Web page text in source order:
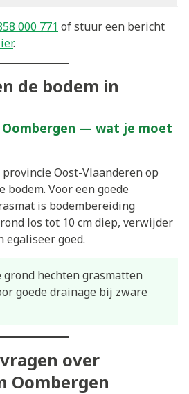
000 771 of stuur een bericht
.
de bodem in
Oombergen — wat je moet
Oost-Vlaanderen op
bodem. Voor een goede
is bodembereiding
los tot 10 cm diep, verwijder
egaliseer goed.
grond hechten grasmatten
goede drainage bij zware
over
Oombergen